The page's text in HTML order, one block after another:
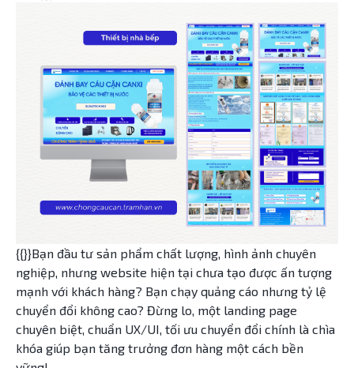
{{}}Bạn đầu tư sản phẩm chất lượng, hình ảnh chuyên
nghiệp, nhưng website hiện tại chưa tạo được ấn tượng
mạnh với khách hàng? Bạn chạy quảng cáo nhưng tỷ lệ
chuyển đổi không cao? Đừng lo, một landing page
chuyên biệt, chuẩn UX/UI, tối ưu chuyển đổi chính là chìa
khóa giúp bạn tăng trưởng đơn hàng một cách bền